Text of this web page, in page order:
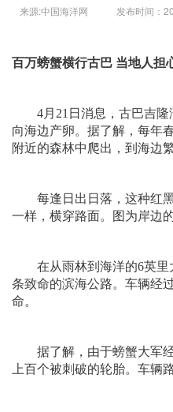
来源:中国海洋网 发布时间：
百万螃蟹横行古巴 当地人担
4月21日消息，古巴吉隆
向海边产卵。据了解，每年
附近的森林中爬出，到海边
每逢日出日落，这种红黑
一样，横穿路面。图为岸边
在从雨林到海洋的6英里
条致命的滨海公路。车辆经
命。
据了解，由于螃蟹大军经
上百个被刺破的轮胎。车辆